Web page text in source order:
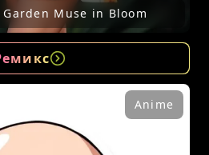
Muse in Bloom
Anime